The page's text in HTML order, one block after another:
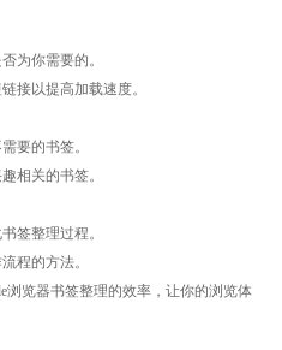
为你需要的。
接以提高加载速度。
要的书签。
相关的书签。
签整理过程。
程的方法。
浏览器书签整理的效率，让你的浏览体